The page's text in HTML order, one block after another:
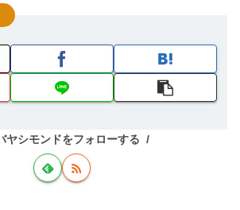
ヤシモンドをフォローする